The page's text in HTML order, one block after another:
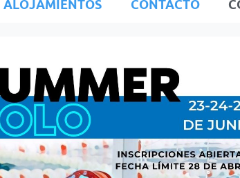
ALOJAMIENTOS CONTACTO